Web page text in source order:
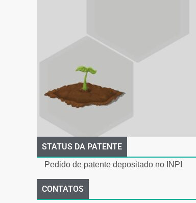
STATUS DA PATENTE
Pedido de patente depositado no INPI
CONTATOS